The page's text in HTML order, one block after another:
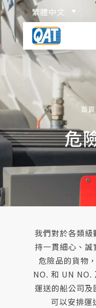
Skip
to
content
繁體中文
洋宏貨櫃場
關於洋宏
服務項目
ISO TANK 貨櫃
物流百科
聯絡我們
首頁
危
我們對於各類
持一貫細心、
危險品的貨物
NO. 和 UN NO.
運送的船公司
可以安排運